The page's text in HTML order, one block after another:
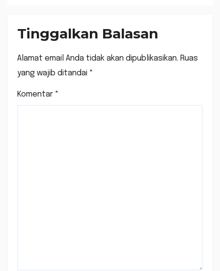
Tinggalkan Balasan
Alamat email Anda tidak akan dipublikasikan. Ruas
yang wajib ditandai *
Komentar *